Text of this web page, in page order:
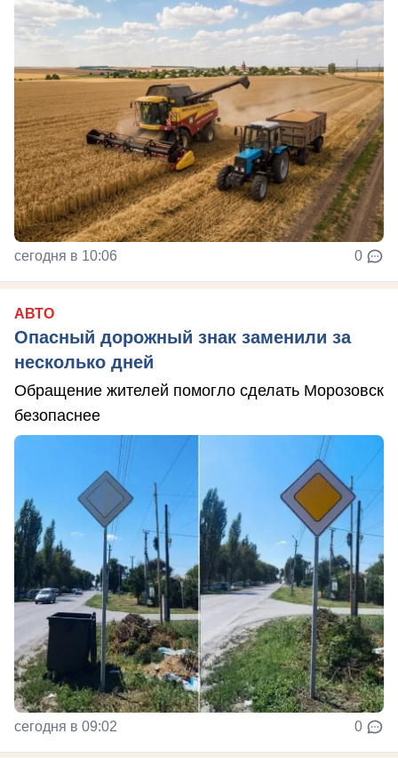
сегодня в 10:06 0
АВТО
Опасный дорожный знак заменили за
несколько дней
Обращение жителей помогло сделать Морозовск
безопаснее
сегодня в 09:02 0